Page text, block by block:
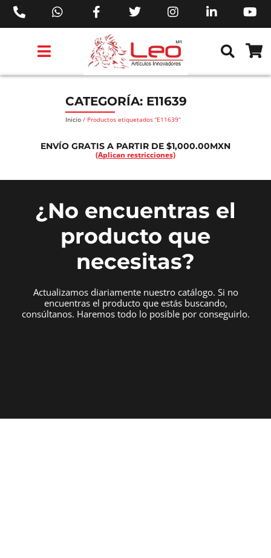
CATEGORÍA: E11639
Inicio / Productos etiquetados “E11639”
ENVÍO GRATIS A PARTIR DE $1,000.00MXN
(Aplican restricciones)
¿No encuentras el
producto que
necesitas?
Actualizamos diariamente nuestro catálogo. Si no
encuentras el producto que estás buscando,
consúltanos. Haremos todo lo posible por conseguirlo.